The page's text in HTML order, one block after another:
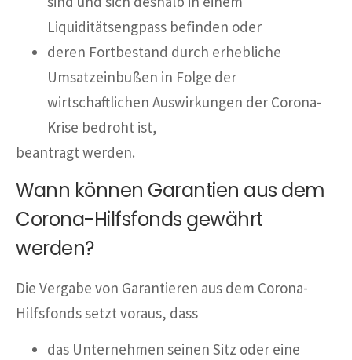
Liquiditätsengpass befinden oder
deren Fortbestand durch erhebliche
Umsatzeinbußen in Folge der
wirtschaftlichen Auswirkungen der Corona-
Krise bedroht ist,
beantragt werden.
Wann können Garantien aus dem
Corona-Hilfsfonds gewährt
werden?
Die Vergabe von Garantieren aus dem Corona-
Hilfsfonds setzt voraus, dass
das Unternehmen seinen Sitz oder eine